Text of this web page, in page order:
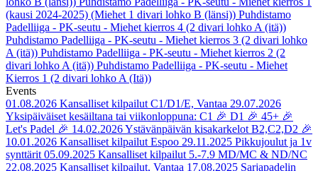
(kausi 2024-2025) (Miehet 1 divari lohko B (länsi)) Puhdistamo
Padelliiga - PK-seutu - Miehet kierros 4 (2 divari lohko A (itä))
Puhdistamo Padelliiga - PK-seutu - Miehet kierros 3 (2 divari lohko
A (itä)) Puhdistamo Padelliiga - PK-seutu - Miehet kierros 2 (2
divari lohko A (itä)) Puhdistamo Padelliiga - PK-seutu - Miehet
Kierros 1 (2 divari lohko A (Itä))
Events
01.08.2026 Kansalliset kilpailut C1/D1/E, Vantaa 29.07.2026
Yksipäiväiset kesäiltana tai viikonloppuna: C1 🎉 D1 🎉 45+ 🎉
Let's Padel 🎉 14.02.2026Ystävänpäivän kisakarkelot B2,C2,D2 🎉
10.01.2026 Kansalliset kilpailut Espoo 29.11.2025 Pikkujoulut ja 1v
synttärit 05.09.2025 Kansalliset kilpailut 5.-7.9 MD/MC & ND/NC
22.08.2025 Kansalliset kilpailut, Vantaa 17.08.2025 Sarjapadelin